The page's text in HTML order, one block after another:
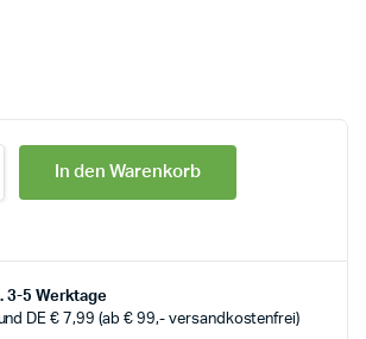
In den Warenkorb
3-5 Werktage
DE € 7,99 (ab € 99,- versandkostenfrei)